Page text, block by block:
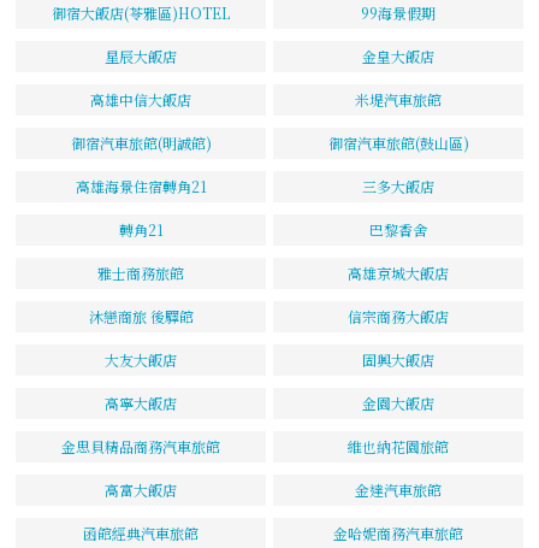
御宿大飯店(苓雅區)HOTEL 99海景假期
星辰大飯店 金皇大飯店
高雄中信大飯店 米堤汽車旅館
御宿汽車旅館(明誠館) 御宿汽車旅館(鼓山區)
高雄海景住宿轉角21 三多大飯店
轉角21 巴黎香舍
雅士商務旅館 高雄京城大飯店
沐戀商旅 後驛館 信宗商務大飯店
大友大飯店 固興大飯店
高寧大飯店 金園大飯店
金思貝精品商務汽車旅館 維也納花園旅館
高富大飯店 金達汽車旅館
函館經典汽車旅館 金哈妮商務汽車旅館